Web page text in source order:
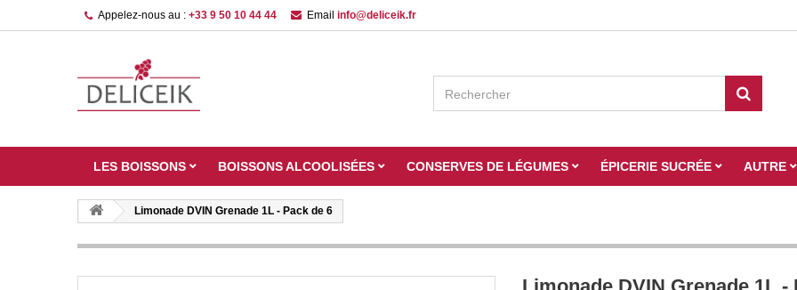
Appelez-nous au : +33 9 50 10 44 44 Email info@deliceik.fr
LES BOISSONS BOISSONS ALCOOLISÉES CONSERVES DE LÉGUMES ÉPICERIE SUCRÉE AUTRE
Limonade DVIN Grenade 1L - Pack de 6